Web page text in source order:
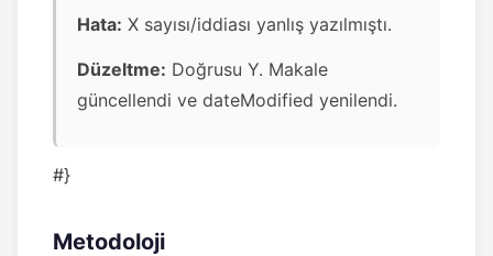
Hata: X sayısı/iddiası yanlış yazılmıştı.
Düzeltme: Doğrusu Y. Makale
güncellendi ve dateModified yenilendi.
#}
Metodoloji